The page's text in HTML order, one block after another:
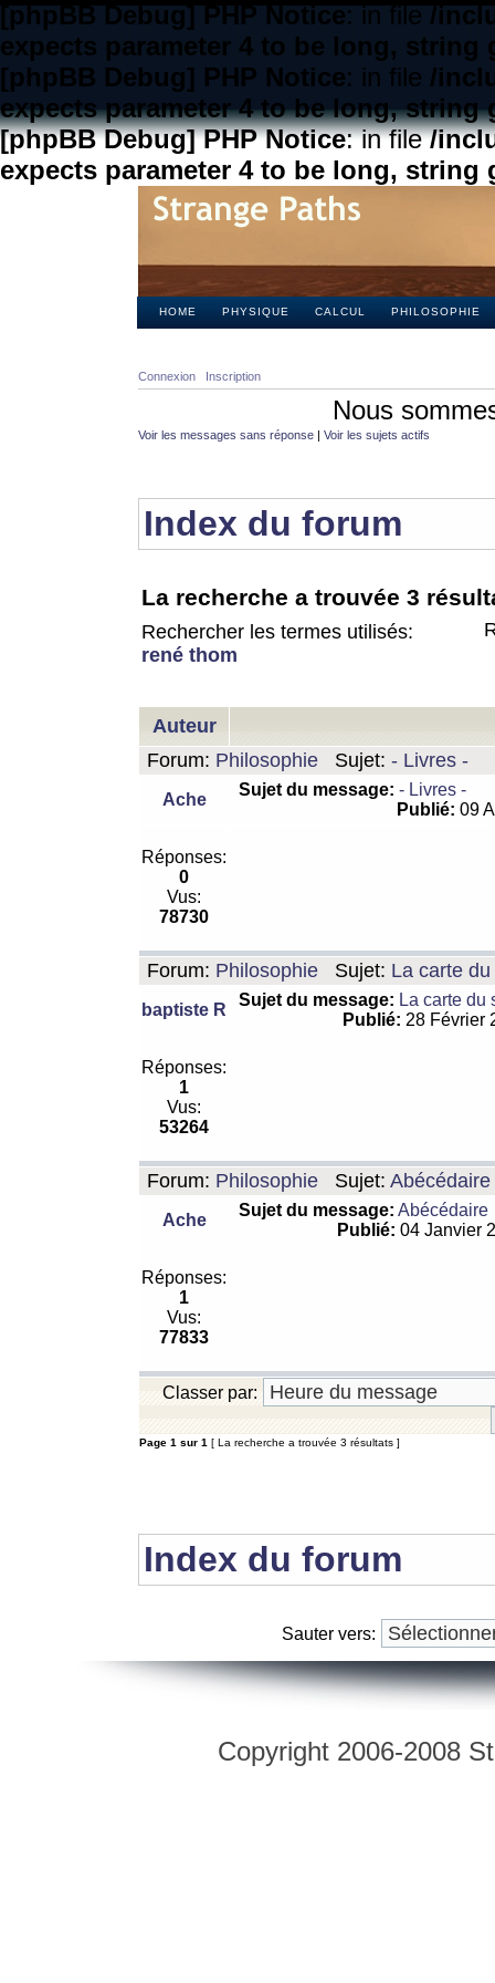
[phpBB Debug] PHP Notice: in file/
expects parameter 4 to be long, string
[phpBB Debug] PHP Notice: in file /
expects parameter 4 to be long, string
[phpBB Debug] PHP Notice: in file/
expects parameter 4 to be long, string
HOME PHYSIQUE CALCUL PHILOSOPHIE
Connexion Inscription
Nous
Voir les messages sans réponse | Voir les sujets actifs
Index du forum
La recherche a trouvée 3
Rechercher les termes utilisés:
rené thom
Auteur
Forum: Philosophie Sujet: - Livres -
Ache
Sujet du message: - Livres -
Publié: 09
Réponses:
0
Vus:
78730
Forum: Philosophie Sujet: La carte
baptiste R
Sujet du message: La carte du
Publié: 28 Février
Réponses:
1
Vus:
53264
Forum: Philosophie Sujet: Abécédaire
Ache
Sujet du message: Abécédaire
Publié: 04 Janvier
Réponses:
1
Vus:
77833
Classer par:
Page 1 sur 1 [ La recherche a trouvée 3 résultats ]
Index du forum
Sauter vers:
Copyright 2006-2008